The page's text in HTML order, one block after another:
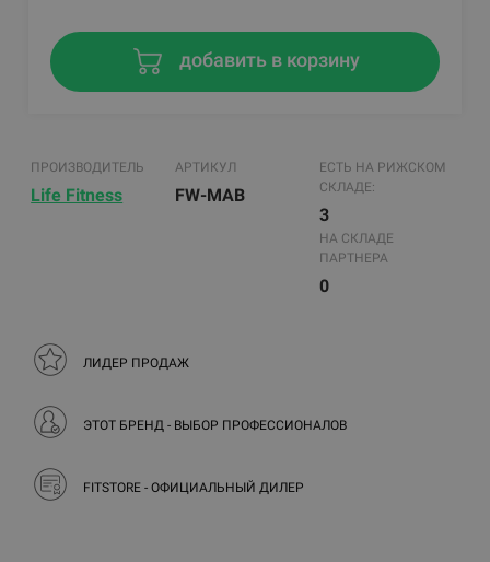
добавить в корзину
ПРОИЗВОДИТЕЛЬ
Life Fitness
АРТИКУЛ
FW-MAB
ЕСТЬ НА РИЖСКОМ
СКЛАДЕ:
3
НА СКЛАДЕ
ПАРТНЕРА
0
ЛИДЕР ПРОДАЖ
ЭТОТ БРЕНД - ВЫБОР ПРОФЕССИОНАЛОВ
FITSTORE - ОФИЦИАЛЬНЫЙ ДИЛЕР